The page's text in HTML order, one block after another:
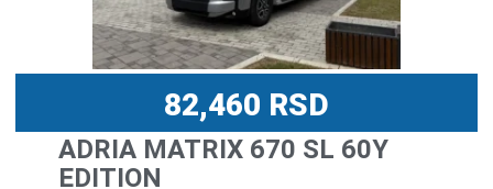
82,460 RSD
ADRIA MATRIX 670 SL 60Y
EDITION